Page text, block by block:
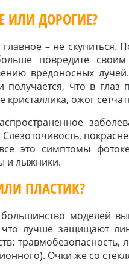
ИЛИ ДОРОГИЕ?
главное – не
повредите
вредоносных
получается, что в глаз
кристаллика, ожог
это симптомы
и лыжники.
ПЛАСТИК?
моделей
лучше защищают
травмобезопасность,
Очки же со